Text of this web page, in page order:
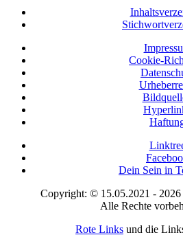
Cookie-
Dein Sein in
Copyright: © 15.05.2021 -
Alle Rechte
Rote Links und die